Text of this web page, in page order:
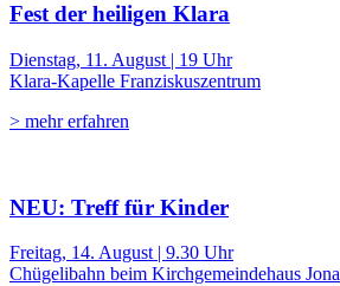
Fest der heiligen Klara
Dienstag, 11. August | 19 Uhr
Klara-Kapelle Franziskuszentrum
> mehr erfahren
NEU: Treff für Kinder
Freitag, 14. August | 9.30 Uhr
Chügelibahn beim Kirchgemeindehaus Jona